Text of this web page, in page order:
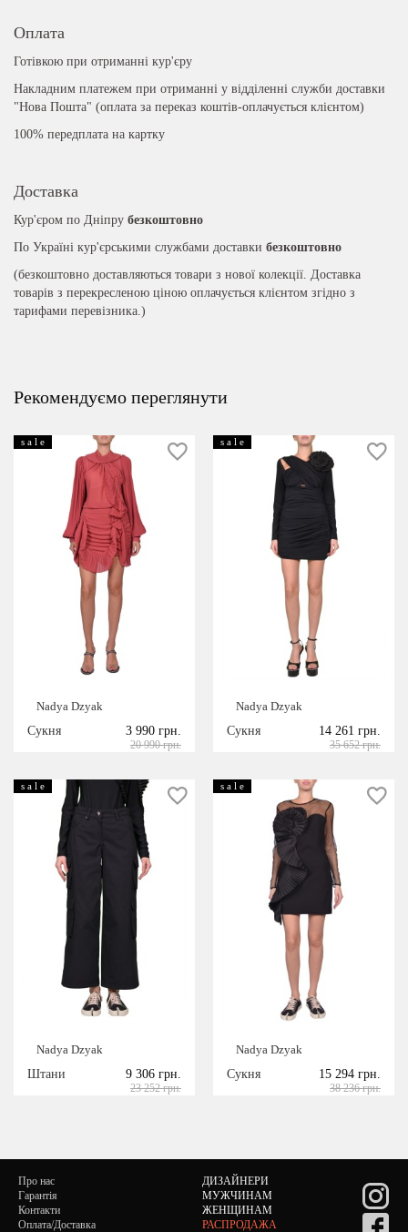
Оплата
Готівкою при отриманні кур'єру
Накладним платежем при отриманні у відділенні служби доставки
"Нова Пошта" (оплата за переказ коштів-оплачується клієнтом)
100% передплата на картку
Доставка
Кур'єром по Дніпру безкоштовно
По Україні кур'єрськими службами доставки безкоштовно
(безкоштовно доставляються товари з нової колекції. Доставка
товарів з перекресленою ціною оплачується клієнтом згідно з
тарифами перевізника.)
Рекомендуємо переглянути
s a l e
Nadya Dzyak
Сукня
3 990 грн.
20 990 грн.
s a l e
Nadya Dzyak
Сукня
14 261 грн.
35 652 грн.
s a l e
Nadya Dzyak
Штани
9 306 грн.
23 252 грн.
s a l e
Nadya Dzyak
Сукня
15 294 грн.
38 236 грн.
Про нас
Гарантія
Контакти
Оплата/Доставка
ДИЗАЙНЕРИ
МУЖЧИНАМ
ЖЕНЩИНАМ
РАСПРОДАЖА